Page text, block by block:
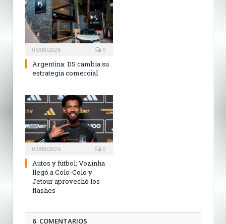
06/08/2026 0
Argentina: DS cambia su
estrategia comercial
05/08/2026 0
Autos y fútbol: Vozinha
llegó a Colo-Colo y
Jetour aprovechó los
flashes
6 COMENTARIOS